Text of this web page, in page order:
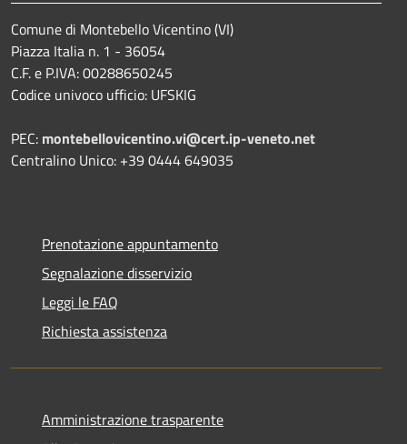
Comune di Montebello Vicentino (VI)
Piazza Italia n. 1 - 36054
C.F. e P.IVA: 00288650245
Codice univoco ufficio: UFSKIG
PEC: montebellovicentino.vi@cert.ip-veneto.net
Centralino Unico: +39 0444 649035
Prenotazione appuntamento
Segnalazione disservizio
Leggi le FAQ
Richiesta assistenza
Amministrazione trasparente